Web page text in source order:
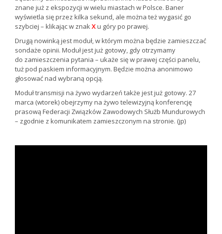
znane już z ekspozycji w wielu miastach w Polsce. Baner
wyświetla się przez kilka sekund, ale można też wygasić go
szybciej – klikając w znakXu góry po prawej.
Drugą nowinką jest moduł, w którym można będzie zamieszczać
sondaże opinii. Moduł jest już gotowy, gdy otrzymamy
do zamieszczenia pytania – ukaże się w prawej części panelu,
tuż pod paskiem informacyjnym. Będzie można anonimowo
głosować nad wybraną opcją.
Moduł transmisji na żywo wydarzeń także jest już gotowy. 27
marca (wtorek) obejrzymy na żywo telewizyjną konferencję
prasową Federacji Związków Zawodowych Służb Mundurowych
– zgodnie z komunikatem zamieszczonym na stronie. (jp)